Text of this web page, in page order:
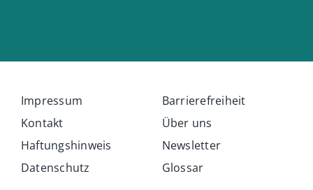
Impressum
Kontakt
Haftungshinweis
Datenschutz
Barrierefreiheit
Über uns
Newsletter
Glossar